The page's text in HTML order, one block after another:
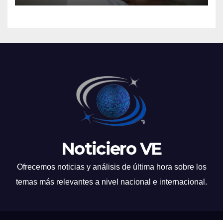
Noticiero VE
Ofrecemos noticias y análisis de última hora sobre los
temas más relevantes a nivel nacional e internacional.